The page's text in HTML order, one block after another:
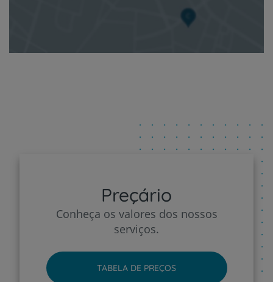
Preçário
Conheça os valores dos nossos
serviços.
TABELA DE PREÇOS